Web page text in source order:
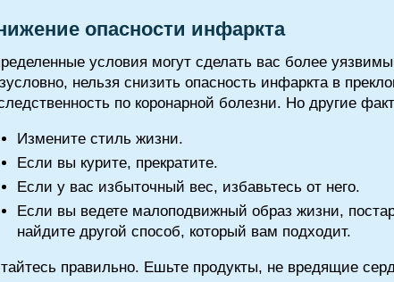
опасности инфаркта
условия могут сделать вас более
нельзя снизить опасность инфаркта в
по коронарной болезни. Но другие
Измените стиль жизни.
Если вы курите, прекратите.
Если у вас избыточный вес, избавьтесь от него.
Если вы ведете малоподвижный образ жизни,
найдите другой способ, который вам подходит.
правильно. Ешьте продукты, не вредящие